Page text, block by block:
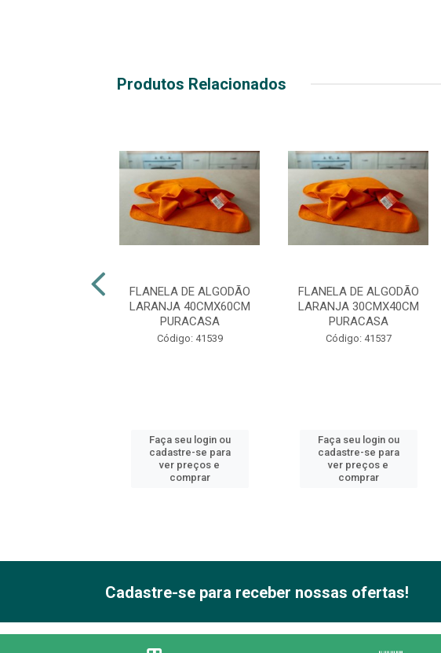
Produtos Relacionados
FLANELA DE ALGODÃO
LARANJA 40CMX60CM
PURACASA
Código: 41539
Faça seu login ou
cadastre-se para
ver preços e
comprar
FLANELA DE ALGODÃO
LARANJA 30CMX40CM
PURACASA
Código: 41537
Faça seu login ou
cadastre-se para
ver preços e
comprar
Cadastre-se para receber nossas ofertas!